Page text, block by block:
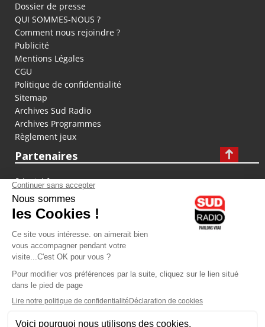
Dossier de presse
QUI SOMMES-NOUS ?
Comment nous rejoindre ?
Publicité
Mentions Légales
CGU
Politique de confidentialité
Sitemap
Archives Sud Radio
Archives Programmes
Règlement jeux
Partenaires
fiducial.fr
lyoncapitale.fr
olympique-et-lyonnais.com
L'application Iphone / Android
Téléchargez l'application
Les cookies
Gestion des cookies